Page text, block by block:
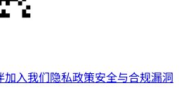
加入我们隐私政策安全与合规漏洞